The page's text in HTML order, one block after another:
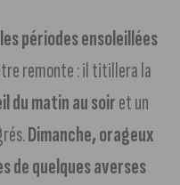
périodes ensoleillées
remonte : il titillera la
du matin au soiret un
Dimanche, orageux
de quelques averses